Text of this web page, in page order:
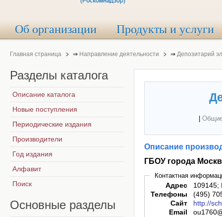
Об организации Продукты и услуги
Главная страница ⇒ Направление деятельности ⇒ Депозитарий
Описание
ГБОУ города
Контактная
Адрес
109145;
Телефоны
(495)
Сайт
http://
Email
Разделы каталога
Описание каталога
Новые поступления
Периодические издания
Производители
Год издания
Алфавит
Поиск
Основные разделы